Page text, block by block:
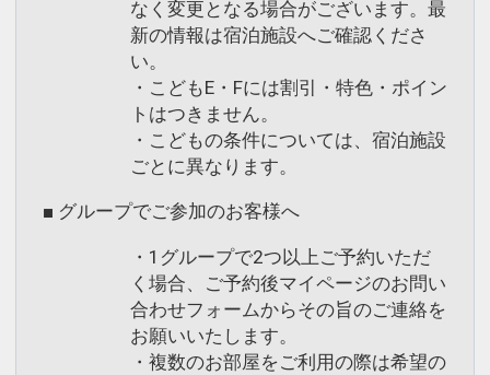
なく変更となる場合がございます。最
新の情報は宿泊施設へご確認くださ
い。
・こどもE・Fには割引・特色・ポイン
トはつきません。
・こどもの条件については、宿泊施設
ごとに異なります。
■ グループでご参加のお客様へ
・1グループで2つ以上ご予約いただ
く場合、ご予約後マイページのお問い
合わせフォームからその旨のご連絡を
お願いいたします。
・複数のお部屋をご利用の際は希望の